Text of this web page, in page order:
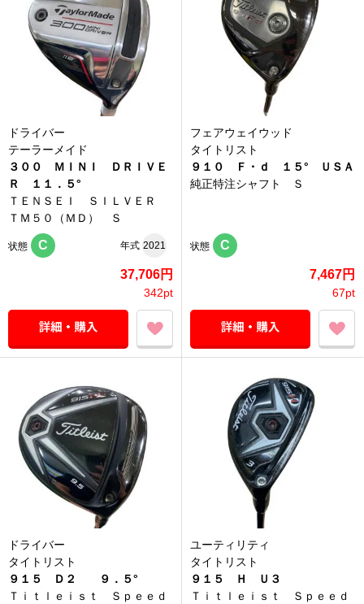
ドライバー
テーラーメイド
３００ ＭＩＮＩ ＤＲＩＶＥ
Ｒ １１．５°
ＴＥＮＳＥＩ ＳＩＬＶＥＲ
ＴＭ５０（ＭＤ） Ｓ
状態 C 年式 2021
37,706円
342pt
フェアウェイウッド
タイトリスト
９１０ Ｆ・ｄ １５° ＵＳＡ
純正特注シャフト Ｓ
状態 C
7,467円
67pt
ドライバー
タイトリスト
９１５ Ｄ２ ９．５°
Ｔｉｔｌｅｉｓｔ Ｓｐｅｅｄ
ユーティリティ
タイトリスト
９１５ Ｈ Ｕ３
Ｔｉｔｌｅｉｓｔ Ｓｐｅｅｄ